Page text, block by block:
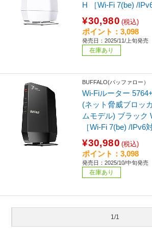
H ［Wi-Fi 7(be) /
¥30,980 (税込)
ポイント：3,098
発売日：2025/11/上旬発売
在庫あり
BUFFALO(バッファロー）
Wi-Fiルーター
(ネット脅威ブロッ
ムモデル) ブラック
［Wi-Fi 7(be) /IPv6
¥30,980 (税込)
ポイント：3,098
発売日：2025/10/中旬発売
在庫あり
1/1